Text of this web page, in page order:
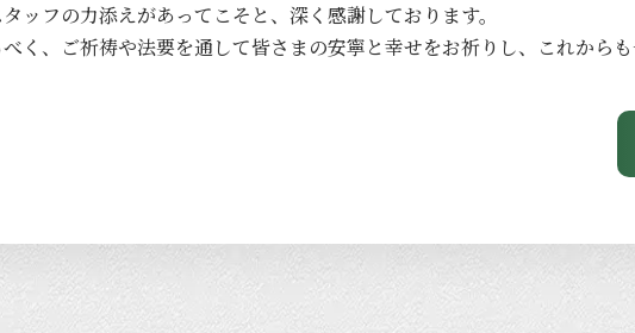
ッフの力添えがあってこそと、 深く 感謝しております。
く、 ご祈祷や法要を通して皆さまの安寧と幸せをお祈りし、 これからも